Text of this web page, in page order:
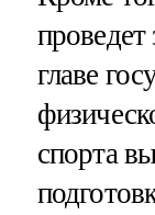
проведет
главе
спорта